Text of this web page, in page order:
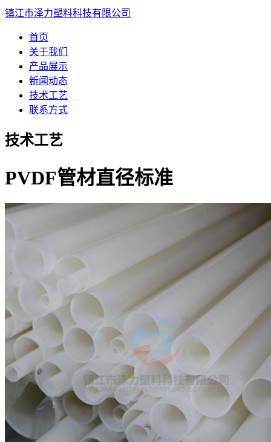
镇江市泽力塑料科技有限公司
首页
关于我们
产品展示
新闻动态
技术工艺
联系方式
技术工艺
PVDF管材直径标准